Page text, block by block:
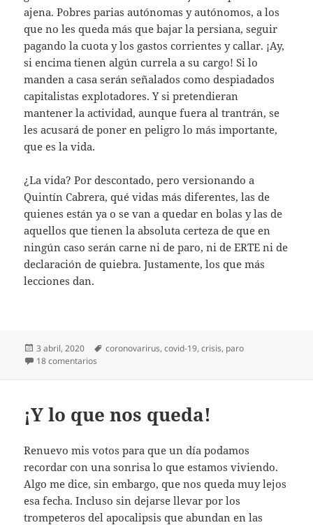
ajena. Pobres parias autónomas y autónomos, a los
que no les queda más que bajar la persiana, seguir
pagando la cuota y los gastos corrientes y callar. ¡Ay,
si encima tienen algún currela a su cargo! Si lo
manden a casa serán señalados como despiadados
capitalistas explotadores. Y si pretendieran
mantener la actividad, aunque fuera al trantrán, se
les acusará de poner en peligro lo más importante,
que es la vida.
¿La vida? Por descontado, pero versionando a
Quintín Cabrera, qué vidas más diferentes, las de
quienes están ya o se van a quedar en bolas y las de
aquellos que tienen la absoluta certeza de que en
ningún caso serán carne ni de paro, ni de ERTE ni de
declaración de quiebra. Justamente, los que más
lecciones dan.
Publicado
el
3 abril, 2020 Etiquetas
coronovarirus,covid-19,crisis, paro
18 comentarios
¡Y lo que nos queda!
Renuevo mis votos para que un día podamos
recordar con una sonrisa lo que estamos viviendo.
Algo me dice, sin embargo, que nos queda muy lejos
esa fecha. Incluso sin dejarse llevar por los
trompeteros del apocalipsis que abundan en las